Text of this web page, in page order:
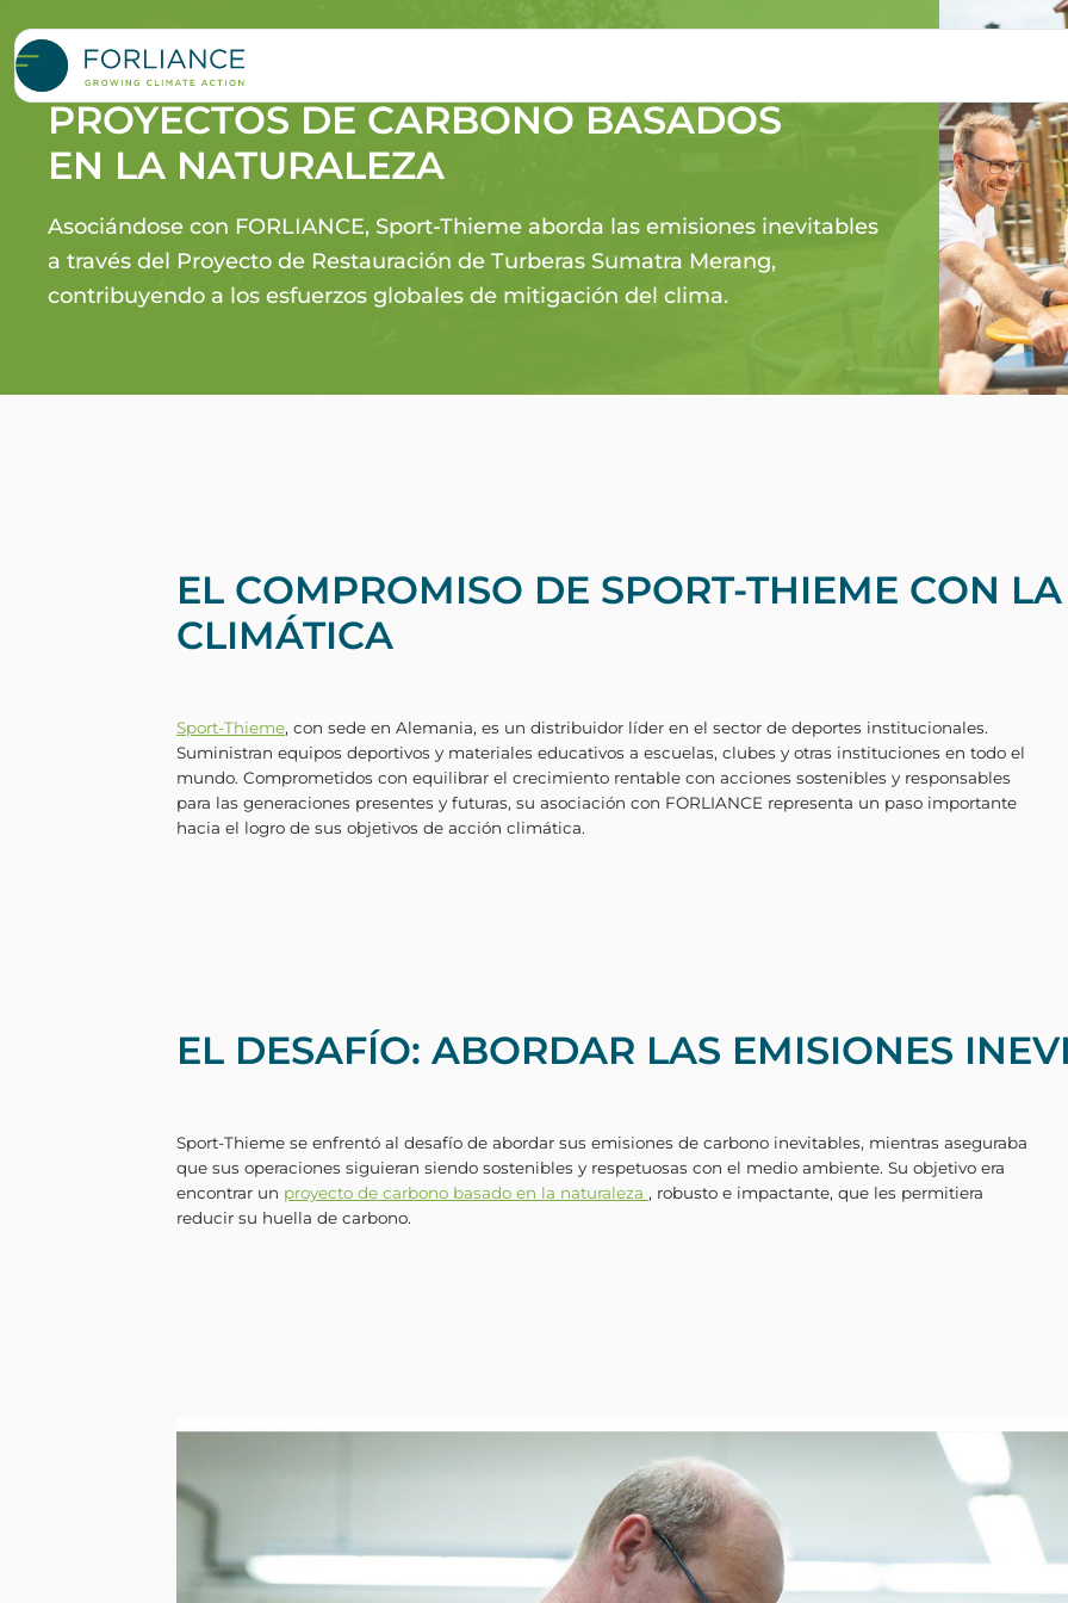
Sport Thieme FINANCIANDO
PROYECTOS DE CARBONO BASADOS
EN LA NATURALEZA
Asociándose con FORLIANCE, Sport-Thieme aborda las emisiones inevitables
a través del Proyecto de Restauración de Turberas Sumatra Merang,
contribuyendo a los esfuerzos globales de mitigación del clima.
EL COMPROMISO DE SPORT-THIEME CON
CLIMÁTICA
mundo. Comprometidos con equilibrar el crecimiento rentable con acciones
para las generaciones presentes y futuras, su asociación con FORLIANCE
EL DESAFÍO: ABORDAR LAS EMISIONES
Sport-Thieme se enfrentó al desafío de abordar sus emisiones de carbono
que sus operaciones siguieran siendo sostenibles y respetuosas con el
encontrar unproyecto de carbono basado en la naturaleza, robusto e